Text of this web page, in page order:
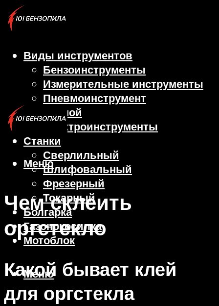
Виды инструментов
Бензоинструменты
Измерительные инструменты
Пневмоинструмент
Ручной
Электроинструменты
Станки
Сверлильный
Шлифовальный
Фрезерный
Токарный
Болгарка
Газонокосилка
Мотоблок
Меню
Меню
Чем склеить
оргстекло
Какой бывает клей
для оргстекла